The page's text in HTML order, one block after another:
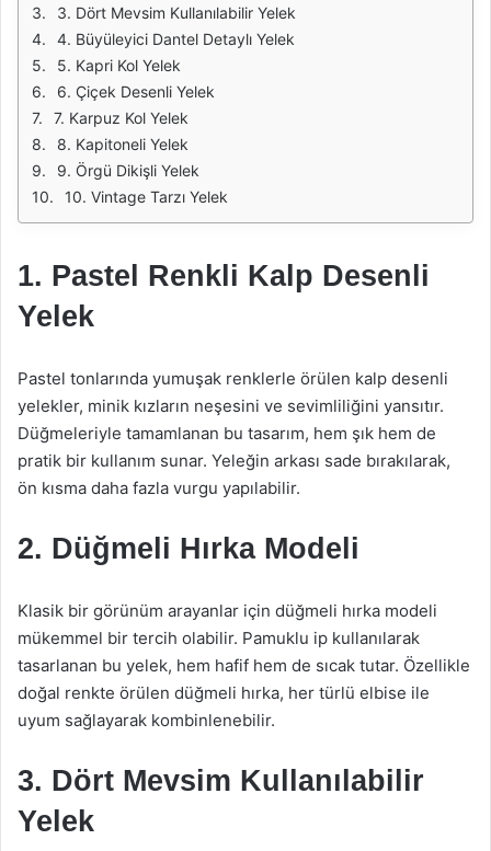
3. Dört Mevsim Kullanılabilir Yelek
4. Büyüleyici Dantel Detaylı Yelek
5. Kapri Kol Yelek
6. Çiçek Desenli Yelek
7. Karpuz Kol Yelek
8. Kapitoneli Yelek
9. Örgü Dikişli Yelek
10. Vintage Tarzı Yelek
1. Pastel Renkli Kalp Desenli
Yelek
Pastel tonlarında yumuşak renklerle örülen kalp desenli
yelekler, minik kızların neşesini ve sevimliliğini yansıtır.
Düğmeleriyle tamamlanan bu tasarım, hem şık hem de
pratik bir kullanım sunar. Yeleğin arkası sade bırakılarak,
ön kısma daha fazla vurgu yapılabilir.
2. Düğmeli Hırka Modeli
Klasik bir görünüm arayanlar için düğmeli hırka modeli
mükemmel bir tercih olabilir. Pamuklu ip kullanılarak
tasarlanan bu yelek, hem hafif hem de sıcak tutar. Özellikle
doğal renkte örülen düğmeli hırka, her türlü elbise ile
uyum sağlayarak kombinlenebilir.
3. Dört Mevsim Kullanılabilir
Yelek